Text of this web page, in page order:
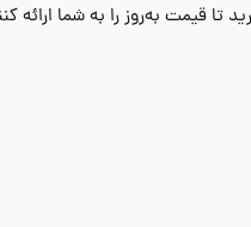
قیمت به‌روز را به شما ارائه